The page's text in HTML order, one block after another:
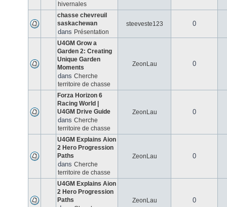
hivernales
chasse chevreuil
saskachewan
dans Présentation
steeveste123 0
U4GM Grow a
Garden 2: Creating
Unique Garden
Moments
dans Cherche
territoire de chasse
ZeonLau 0
Forza Horizon 6
Racing World |
U4GM Drive Guide
dans Cherche
territoire de chasse
ZeonLau 0
U4GM Explains Aion
2 Hero Progression
Paths
dans Cherche
territoire de chasse
ZeonLau 0
U4GM Explains Aion
2 Hero Progression
Paths
ZeonLau 0